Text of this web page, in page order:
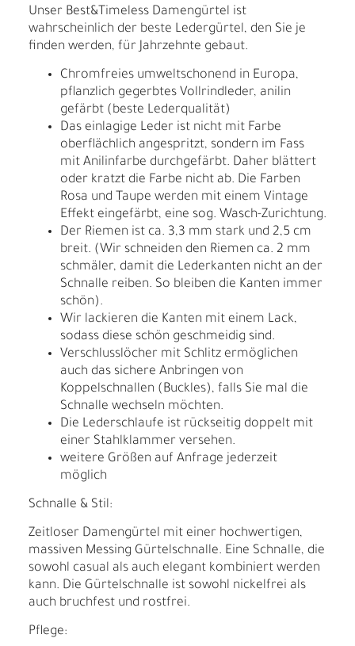
Unser Best&Timeless Damengürtel ist
wahrscheinlich der beste Ledergürtel, den Sie je
finden werden, für Jahrzehnte gebaut.
Chromfreies umweltschonend in Europa,
pflanzlich gegerbtes Vollrindleder, anilin
gefärbt (beste Lederqualität)
Das einlagige Leder ist nicht mit Farbe
oberflächlich angespritzt, sondern im Fass
mit Anilinfarbe durchgefärbt. Daher blättert
oder kratzt die Farbe nicht ab. Die Farben
Rosa und Taupe werden mit einem Vintage
Effekt eingefärbt, eine sog. Wasch-Zurichtung.
Der Riemen ist ca. 3,3 mm stark und 2,5 cm
breit. (Wir schneiden den Riemen ca. 2 mm
schmäler, damit die Lederkanten nicht an der
Schnalle reiben. So bleiben die Kanten immer
schön).
Wir lackieren die Kanten mit einem Lack,
sodass diese schön geschmeidig sind.
Verschlusslöcher mit Schlitz ermöglichen
auch das sichere Anbringen von
Koppelschnallen (Buckles), falls Sie mal die
Schnalle wechseln möchten.
Die Lederschlaufe ist rückseitig doppelt mit
einer Stahlklammer versehen.
weitere Größen auf Anfrage jederzeit
möglich
Schnalle & Stil:
Zeitloser Damengürtel mit einer hochwertigen,
massiven Messing Gürtelschnalle. Eine Schnalle, die
sowohl casual als auch elegant kombiniert werden
kann. Die Gürtelschnalle ist sowohl nickelfrei als
auch bruchfest und rostfrei.
Pflege: